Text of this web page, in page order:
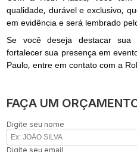
qualidade, durável e exclusivo,
em evidência e será lembrado
Se você deseja destacar
fortalecer sua presença em
Paulo, entre em contato com a
FAÇA UM
Digite seu nome
Digite seu email